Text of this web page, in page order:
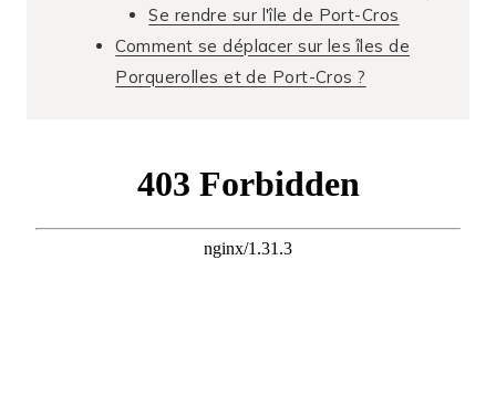
Se rendre sur l'île de Port-Cros
Comment se déplacer sur les îles de
Porquerolles et de Port-Cros ?